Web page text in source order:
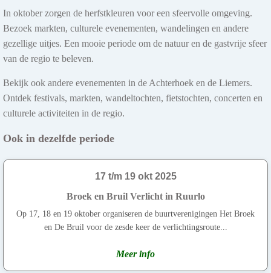
In oktober zorgen de herfstkleuren voor een sfeervolle omgeving.
Bezoek markten, culturele evenementen, wandelingen en andere
gezellige uitjes. Een mooie periode om de natuur en de gastvrije sfeer
van de regio te beleven.
Bekijk ook andere evenementen in de Achterhoek en de Liemers.
Ontdek festivals, markten, wandeltochten, fietstochten, concerten en
culturele activiteiten in de regio.
Ook in dezelfde periode
17 t/m 19 okt 2025
Broek en Bruil Verlicht in Ruurlo
Op 17, 18 en 19 oktober organiseren de buurtverenigingen Het Broek
en De Bruil voor de zesde keer de verlichtingsroute...
Meer info